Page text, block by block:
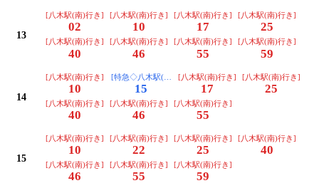
13
[八木駅(南)行き]
02
[八木駅(南)行き]
10
[八木駅(南)行き]
17
[八木駅(南)行き]
25
[八木駅(南)行き]
40
[八木駅(南)行き]
46
[八木駅(南)行き]
55
[八木駅(南)行き]
59
14
[八木駅(南)行き]
10
[特急◇八木駅(南)行き]
15
[八木駅(南)行き]
17
[八木駅(南)行き]
25
[八木駅(南)行き]
40
[八木駅(南)行き]
46
[八木駅(南)行き]
55
15
[八木駅(南)行き]
10
[八木駅(南)行き]
22
[八木駅(南)行き]
25
[八木駅(南)行き]
40
[八木駅(南)行き]
46
[八木駅(南)行き]
55
[八木駅(南)行き]
59